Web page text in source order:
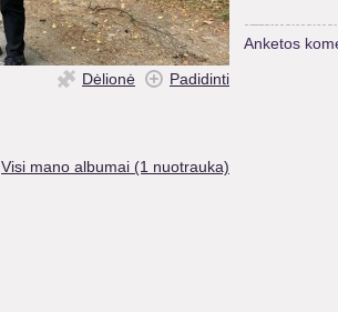
Dėlionė Padidinti
Visi mano albumai (1 nuotrauka)
Anketos